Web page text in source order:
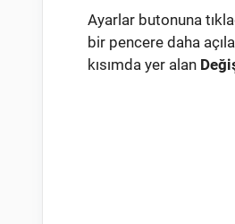
Ayarlar butonuna
bir pencere daha
kısımda yer alan